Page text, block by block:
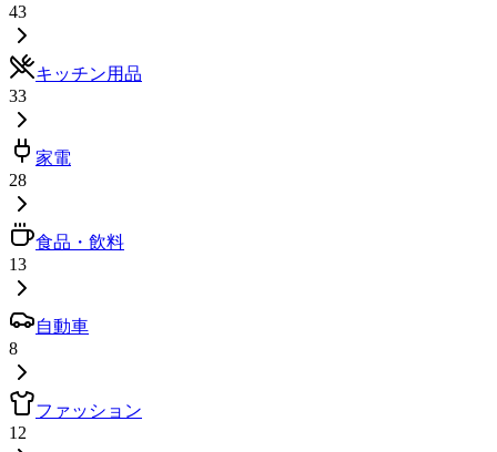
43
キッチン用品
33
家電
28
食品・飲料
13
自動車
8
ファッション
12